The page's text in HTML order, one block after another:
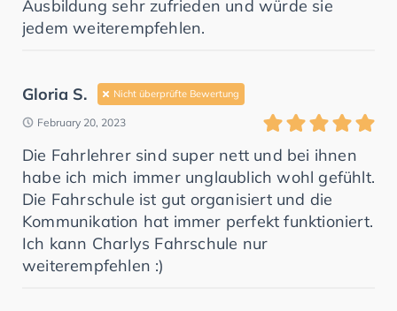
Ausbildung sehr zufrieden und würde sie
jedem weiterempfehlen.
Gloria S. Nicht überprüfte Bewertung
February 20, 2023
Die Fahrlehrer sind super nett und bei ihnen
habe ich mich immer unglaublich wohl gefühlt.
Die Fahrschule ist gut organisiert und die
Kommunikation hat immer perfekt funktioniert.
Ich kann Charlys Fahrschule nur
weiterempfehlen :)